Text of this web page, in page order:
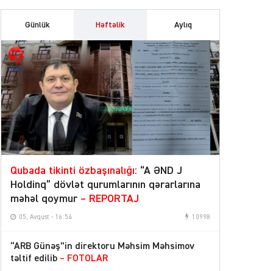
Günlük Həftəlik Aylıq
Qubada tikinti özbaşınalığı: “A ƏND J
Holdinq” dövlət qurumlarının qərarlarına
məhəl qoymur – REPORTAJ
05, Avqust - 16:54 10998
“ARB Günəş”in direktoru Məhsim Məhsimov
təltif edilib – FOTOLAR